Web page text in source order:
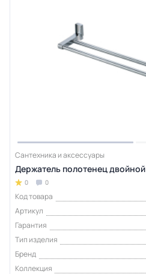
Сантехника и аксессуары
Держатель полотенец
0 0
Код товара
Артикул
Гарантия
Тип изделия
Бренд
Коллекция